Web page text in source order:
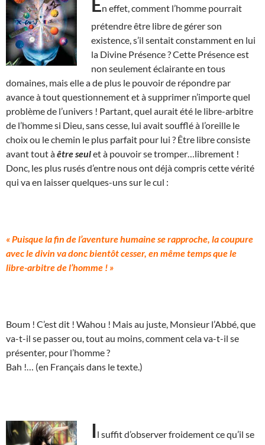
n effet, comment l’homme pourrait
prétendre être libre de gérer son
existence, s’il sentait constamment en lui
la Divine Présence ? Cette Présence est
non seulement éclairante en tous
domaines, mais elle a de plus le pouvoir de répondre par
avance à tout questionnement et à supprimer n’importe quel
problème de l’univers ! Partant, quel aurait été le libre-arbitre
de l’homme si Dieu, sans cesse, lui avait soufflé à l’oreille le
choix ou le chemin le plus parfait pour lui ? Être libre consiste
avant tout àêtre seulet à pouvoir se tromper…librement !
Donc, les plus rusés d’entre nous ont déjà compris cette vérité
qui va en laisser quelques-uns sur le cul :
« Puisque la fin de l’aventure humaine se rapproche, la coupure
avec le divin va donc bientôt cesser, en même temps que le
libre-arbitre de l’homme ! »
Boum ! C’est dit ! Wahou ! Mais au juste, Monsieur l’Abbé, que
va-t-il se passer ou, tout au moins, comment cela va-t-il se
présenter, pour l’homme ?
Bah !… (en Français dans le texte.)
Il suffit d’observer froidement ce qu’il se